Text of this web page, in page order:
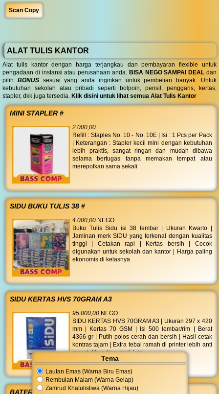
Tema
Lautan Emas (Warna Biru Emas)
Rembulan Malam (Warna Gelap)
Zamrud Khatulistiwa (Warna Hijau)
Scan Copy
ALAT TULIS KANTOR
Alat tulis kantor dengan harga terjangkau dan pembayaran flexible untuk
pengadaan di instansi atau perusahaan anda. BISA NEGO SAMPAI DEAL dan
pilih BONUSsesuai yang anda inginkan untuk pembelian banyak. Untuk
kebutuhan sekolah atau pribadi seperti bolpoin, pensil, penggaris, kertas,
stapler, dkk juga tersedia. Klik disini untuk lihat semua Alat Tulis Kantor
MINI STAPLER #
2.000,00
Refill : Staples No. 10 - No. 10E | Isi : 1 Pcs per Pack
| Keterangan : Stapler kecil mini dengan kebutuhan
lebih praktis, sangat ringan dan mudah dibawa
selama bertugas tanpa memakan tempat atau
merepotkan sama sekali
SIDU BUKU TULIS 38 #
4.000,00 NEGO
Buku Tulis Sidu isi 38 lembar | Ukuran Kwarto |
Jaminan merk SIDU yang terkenal dengan kualitas
tinggi | Cetakan rapi | Kertas bersih | Cocok
digunakan untuk sekolah dan kantor | Harga paling
ekonomis di kelasnya
SIDU KERTAS HVS 70GRAM A3
95.000,00 NEGO
SIDU KERTAS HVS 70GRAM A3 | Ukuran 297 x 420
mm | Kertas 70 GSM | Isi 500 lembar/rim | Berat
4366 gr | Putih polos cerah dan bersih | Hasil cetak
kontras tajam | Extra tebal ramah di printer lebih anti
macet dibanding merk lain
BATERAI ALKALINE AAA 2S